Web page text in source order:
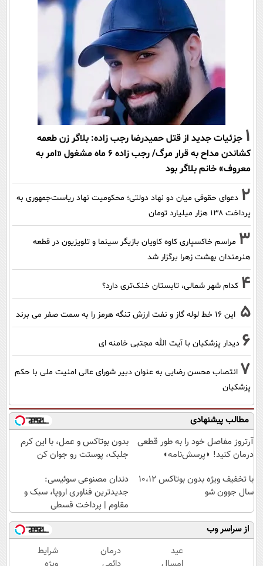
1 جزئیات جدید از قتل حمیدرضا رجب زاده: بلاگر زن طعمه
کشاندن مداح به قرار مرگ/ رجب زاده 6 ماه مشغول «امر به
معروف» خانم بلاگر بود
2 دعوای حقوقی میان دو نهاد دولتی؛ محکومیت نهاد ریاست‌جمهوری به
پرداخت ۱۳۸ هزار میلیارد تومان
3 مراسم خاکسپاری کاوه کاویان بازیگر سینما و تلویزیون در قطعه
هنرمندان بهشت زهرا برگزار شد
4 کدام شهر شمالی، تابستان خنک‌تری دارد؟
5 این 16 خط لوله گاز و نفت ارزش تنگه هرمز را به سمت صفر می برند
6 دیدار پزشکیان با آیت الله مجتبی خامنه ای
7 انتصاب محسن رضایی به عنوان دبیر شورای عالی امنیت ملی با حکم
پزشکیان
مطالب پیشنهادی
آرتروز مفاصل خود را به طور قطعی
درمان کنید! ◗پرسش‌نامه◖
بدون بوتاکس و عمل، با این کرم
جلبک، پوستت رو جوان کن
با تخفیف ویژه بدون بوتاکس ۱۰،۱۲
سال جوون شو
دندان مصنوعی سوئیسی:
جدیدترین فناوری اروپا، سبک و
مقاوم | پرداخت قسطی
از سراسر وب
عید
درمان
شرایط